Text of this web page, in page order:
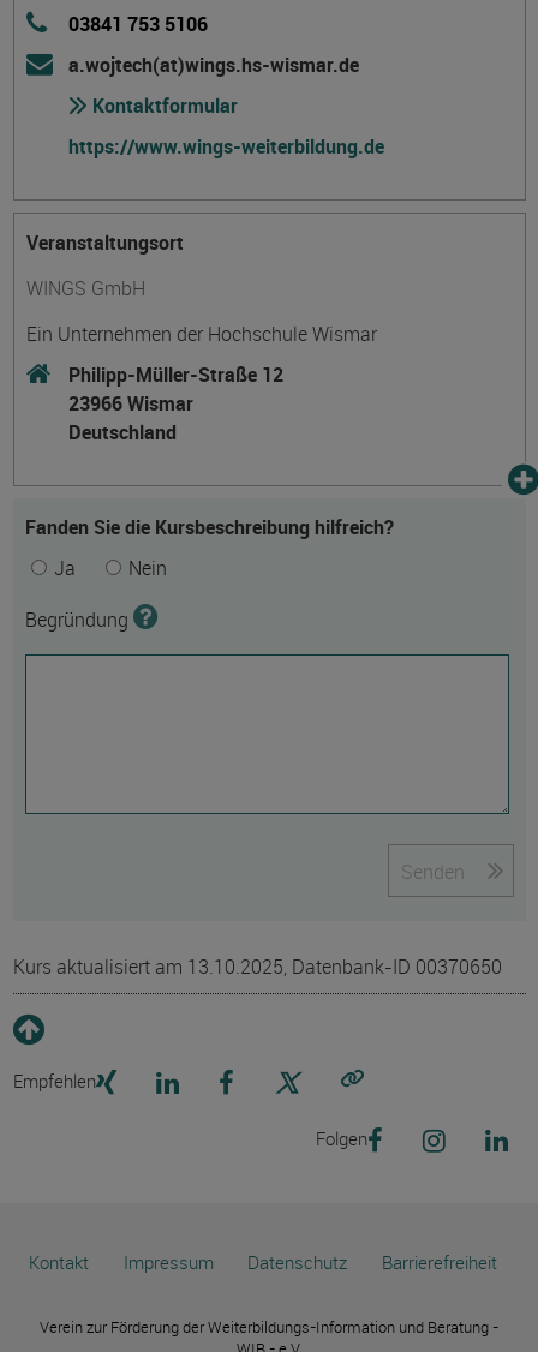
03841 753 5106
a.wojtech(at)wings.hs-wismar.de
Kontaktformular
https://www.wings-weiterbildung.de
Veranstaltungsort
WINGS GmbH
Ein Unternehmen der Hochschule Wismar
Philipp-Müller-Straße 12
23966 Wismar
Deutschland
Fanden Sie die Kursbeschreibung hilfreich?
Ja
Nein
Begründung
Senden
Kurs aktualisiert am 13.10.2025, Datenbank-ID 00370650
Empfehlen
Folgen
Kontakt Impressum Datenschutz Barrierefreiheit
Verein zur Förderung der Weiterbildungs-Information und Beratung -